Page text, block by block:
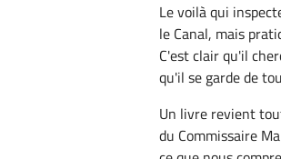
Le voilà qui
le Canal, mais
C'est clair qu'il
qu'il se garde de
Un livre revient
du Commissaire